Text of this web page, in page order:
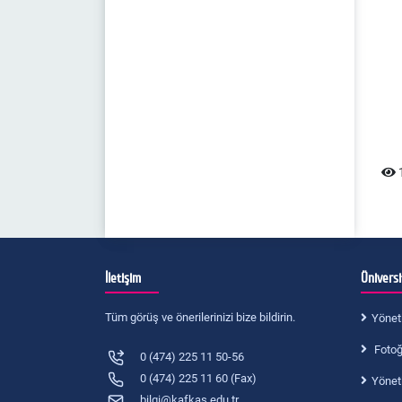
İletişim
Tüm görüş ve önerilerinizi bize bildirin.
0 (474) 225 11 50-56
0 (474) 225 11 60 (Fax)